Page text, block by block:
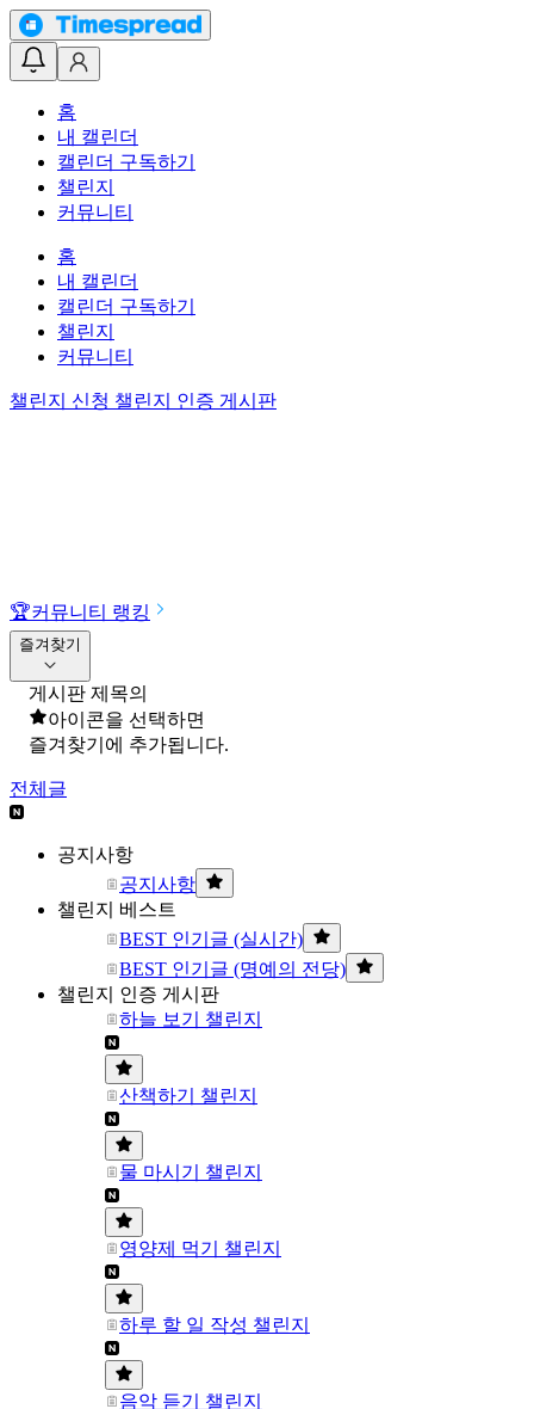
홈
내 캘린더
캘린더 구독하기
챌린지
커뮤니티
홈
내 캘린더
캘린더 구독하기
챌린지
커뮤니티
챌린지 신청 챌린지 인증 게시판
🏆커뮤니티 랭킹
즐겨찾기
게시판 제목의
아이콘을 선택하면
즐겨찾기에 추가됩니다.
전체글
공지사항
공지사항
챌린지 베스트
BEST 인기글 (실시간)
BEST 인기글 (명예의 전당)
챌린지 인증 게시판
하늘 보기 챌린지
산책하기 챌린지
물 마시기 챌린지
영양제 먹기 챌린지
하루 할 일 작성 챌린지
음악 듣기 챌린지